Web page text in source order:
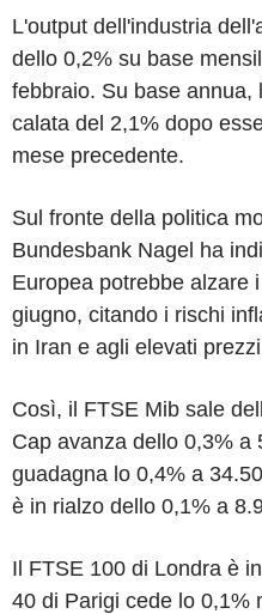
L'output dell'industria
dello 0,2% su base
febbraio. Su base
calata del 2,1% dopo
mese precedente.
Sul fronte della politica
Bundesbank Nagel ha
Europea potrebbe alzare
giugno, citando i rischi
in Iran e agli elevati
Così, il FTSE Mib sale
Cap avanza dello 0,3% a
guadagna lo 0,4% a
è in rialzo dello 0,1% a
Il FTSE 100 di Londra è
40 di Parigi cede lo 0,1%